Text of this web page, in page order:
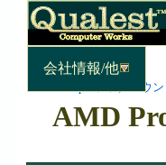
会社情報/他
ラックマウ
AMD